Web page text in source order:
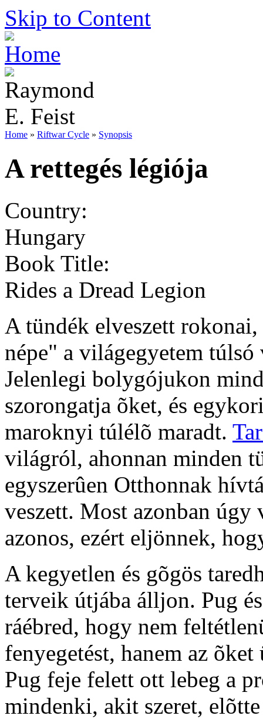
Skip to Content
Home » Riftwar Cycle » Synopsis
A rettegés légiója
Country:
Hungary
Book Title:
Rides a Dread Legion
A tündék elveszett
népe" a világegyetem
Jelenlegi bolygójukon
szorongatja õket, és
maroknyi túlélõ maradt.
világról, ahonnan minden
egyszerûen Otthonnak
veszett. Most azonban
azonos, ezért eljönnek,
A kegyetlen és gõgös
terveik útjába álljon. Pug
ráébred, hogy nem
fenyegetést, hanem az
Pug feje felett ott lebeg a
mindenki, akit szeret,